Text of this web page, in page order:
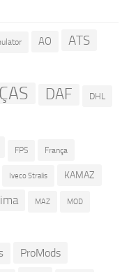
AO ATS
DAF DHL
FPS França
Iveco Stralis KAMAZ
MAZ MOD
ProMods